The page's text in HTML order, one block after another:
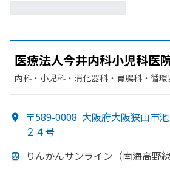
医療法人今井内科小児科医
内科・​小児科・​消化器科・​胃腸科・​循環
〒589-0008 大阪府大阪狭山市
２４号
りんかんサンライン （南海高野線